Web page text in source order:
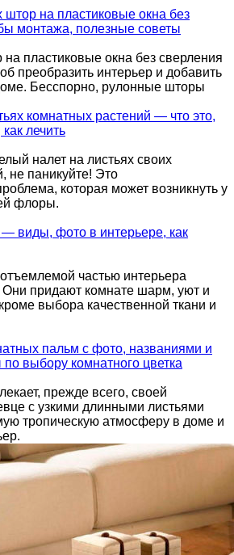
штор на пластиковые окна без
монтажа, полезные советы
пластиковые окна без сверления
преобразить интерьер и добавить
Бесспорно, рулонные шторы
комнатных растений — что это,
лечить
налет на листьях своих
не паникуйте! Это
которая может возникнуть у
флоры.
виды, фото в интерьере, как
частью интерьера
придают комнате шарм, уют и
выбора качественной ткани и
пальм с фото, названиями и
выбору комнатного цветка
прежде всего, своей
с узкими длинными листьями
тропическую атмосферу в доме и